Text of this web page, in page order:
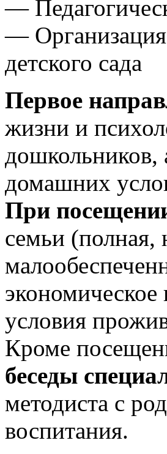
—
— Организация
детского сада
Первое
жизни и
дошкольников,
домашних
При
семьи (полная,
экономическое
условия
Кроме
беседы
методиста с
воспитания.